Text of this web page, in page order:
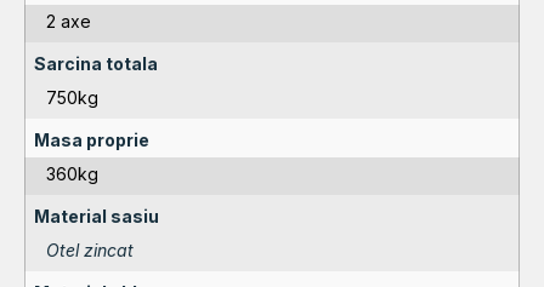
2 axe
Sarcina totala
750kg
Masa proprie
360kg
Material sasiu
Otel zincat